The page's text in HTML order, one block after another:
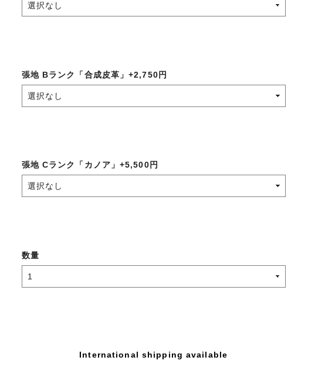
張地 Bランク「合成皮革」+2,750円
張地 Cランク「カノア」+5,500円
数量
International shipping available